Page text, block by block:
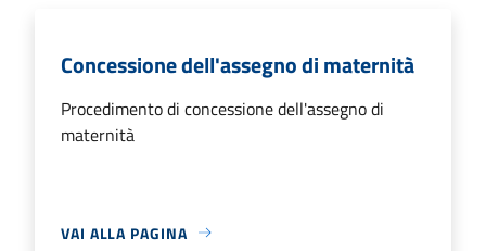
Concessione dell'assegno di maternità
Procedimento di concessione dell'assegno di
maternità
VAI ALLA PAGINA